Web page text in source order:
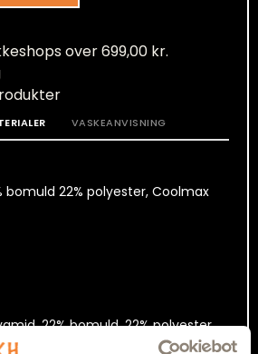
over 699,00 kr.
VASKEANVISNING
bomuld 22% polyester, Coolmax
22% bomuld, 22% polyester,